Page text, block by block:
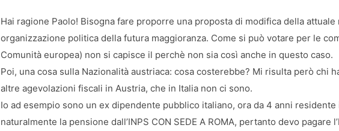
Hai ragione Paolo! Bisogna fare proporre una proposta di modifica della attuale
organizzazione politica della futura maggioranza. Come si può votare per le
Comunità europea) non si capisce il perchè non sia così anche in questo caso.
Poi, una cosa sulla Nazionalità austriaca: cosa costerebbe? Mi risulta però chi
altre agevolazioni fiscali in Austria, che in Italia non ci sono.
Io ad esempio sono un ex dipendente pubblico italiano, ora da 4 anni residente
naturalmente la pensione dall’INPS CON SEDE A ROMA, pertanto devo pagare